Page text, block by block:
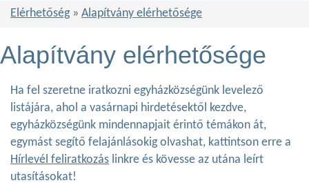
Elérhetőség» Alapítvány elérhetősége
Alapítvány elérhetősége
Ha fel szeretne iratkozni egyházközségünk levelező
listájára, ahol a vasárnapi hirdetésektől kezdve,
egyházközségünk mindennapjait érintő témákon át,
egymást segítő felajánlásokig olvashat, kattintson erre a
Hírlevél feliratkozás linkre és kövesse az utána leírt
utasításokat!